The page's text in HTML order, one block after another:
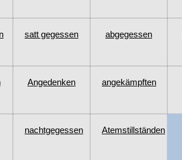
satt gegessen abgegessen
Angedenken angekämpften
nachtgegessen Atemstillständen